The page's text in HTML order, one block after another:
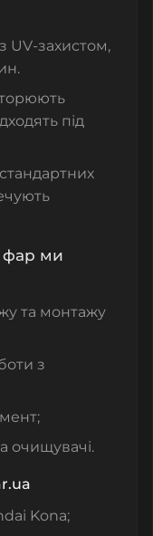
UV-захистом,
під
фар ми
та монтажу
з
очищувачі.
Kona;